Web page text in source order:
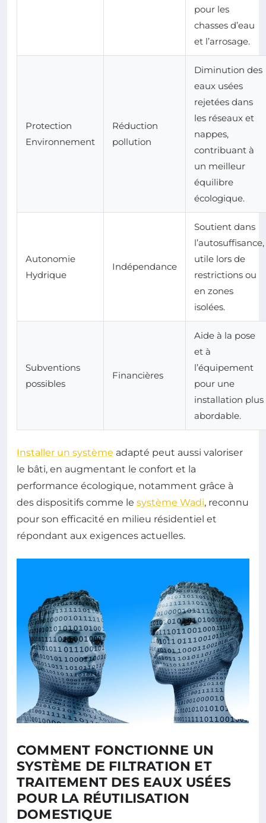
pour les
chasses d’eau
et l’arrosage.
Protection
Environnement
Réduction
pollution
Diminution des
eaux usées
rejetées dans
les réseaux et
nappes,
contribuant à
un meilleur
équilibre
écologique.
Autonomie
Hydrique
Indépendance
Soutient dans
l’autosuffisance,
utile lors de
restrictions ou
en zones
isolées.
Subventions
possibles
Financières
Aide à la pose
et à
l’équipement
pour une
installation plus
abordable.
Installer un système adapté peut aussi valoriser
le bâti, en augmentant le confort et la
performance écologique, notamment grâce à
des dispositifs comme le système Wadi, reconnu
pour son efficacité en milieu résidentiel et
répondant aux exigences actuelles.
COMMENT FONCTIONNE UN
SYSTÈME DE FILTRATION ET
TRAITEMENT DES EAUX USÉES
POUR LA RÉUTILISATION
DOMESTIQUE